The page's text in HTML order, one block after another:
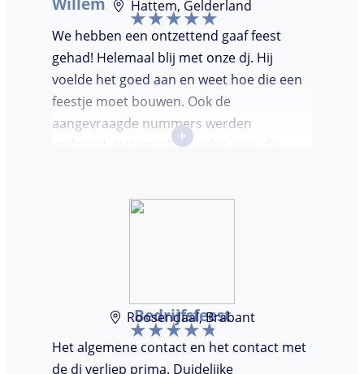
Hattem, Gelderland
We hebben een ontzettend gaaf feest
gehad! Helemaal blij met onze dj. Hij
voelde het goed aan en weet hoe die een
feestje moet bouwen. Ook de
aangevraagde nummers werden
gedraaid. Helemaal tevreden over de
+
Bedrijfsfeest
Roosendaal, Brabant
Het algemene contact en het contact met
de dj verliep prima. Duidelijke